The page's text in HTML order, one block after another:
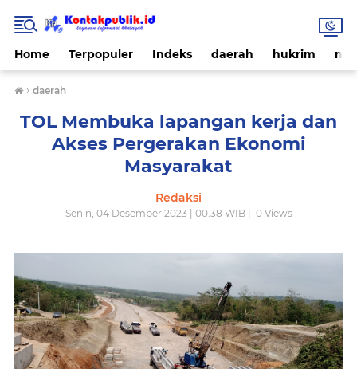
Home Terpopuler Indeks daerah hukrim
› daerah
TOL Membuka lapangan kerja dan
Akses Pergerakan Ekonomi
Masyarakat
Redaksi
Senin, 04 Desember 2023 | 00.38 WIB | 0Views